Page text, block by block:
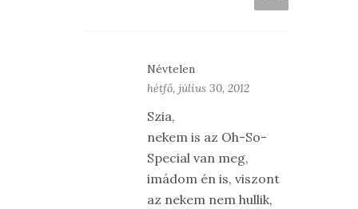
Névtelen
hétfő, július 30, 2012
Szia,
nekem is az Oh-So-
Special van meg,
imádom én is, viszont
az nekem nem hullik,